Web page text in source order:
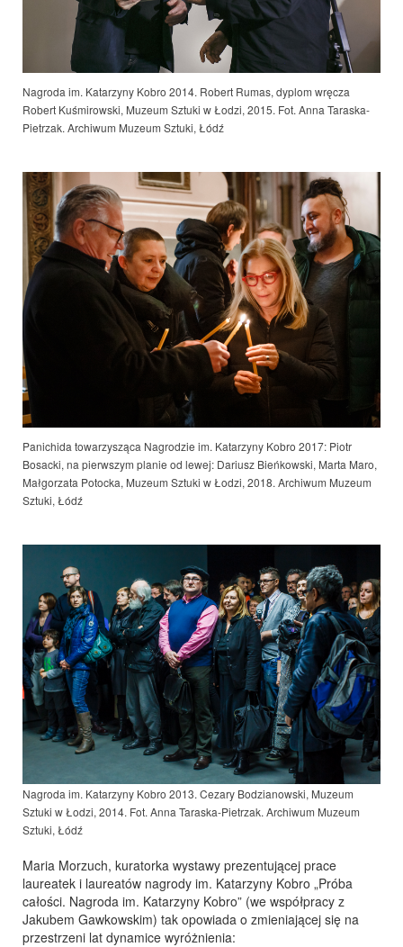
Nagroda im. Katarzyny Kobro 2014. Robert Rumas, dyplom wręcza
Robert Kuśmirowski, Muzeum Sztuki w Łodzi, 2015. Fot. Anna Taraska-
Pietrzak. Archiwum Muzeum Sztuki, Łódź
Panichida towarzysząca Nagrodzie im. Katarzyny Kobro 2017: Piotr
Bosacki, na pierwszym planie od lewej: Dariusz Bieńkowski, Marta Maro,
Małgorzata Potocka, Muzeum Sztuki w Łodzi, 2018. Archiwum Muzeum
Sztuki, Łódź
Nagroda im. Katarzyny Kobro 2013. Cezary Bodzianowski, Muzeum
Sztuki w Łodzi, 2014. Fot. Anna Taraska-Pietrzak. Archiwum Muzeum
Sztuki, Łódź
Maria Morzuch, kuratorka wystawy prezentującej prace
laureatek i laureatów nagrody im. Katarzyny Kobro „Próba
całości. Nagroda im. Katarzyny Kobro” (we współpracy z
Jakubem Gawkowskim) tak opowiada o zmieniającej się na
przestrzeni lat dynamice wyróżnienia: